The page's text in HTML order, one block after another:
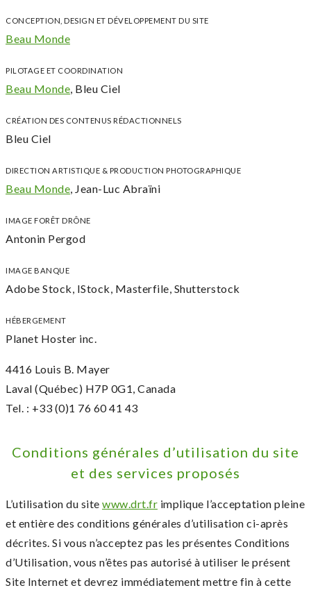
CONCEPTION, DESIGN ET DÉVELOPPEMENT DU SITE
Beau Monde
PILOTAGE ET COORDINATION
Beau Monde, Bleu Ciel
CRÉATION DES CONTENUS RÉDACTIONNELS
Bleu Ciel
DIRECTION ARTISTIQUE & PRODUCTION PHOTOGRAPHIQUE
Beau Monde, Jean-Luc Abraïni
IMAGE FORÊT DRÔNE
Antonin Pergod
IMAGE BANQUE
Adobe Stock, IStock, Masterfile, Shutterstock
HÉBERGEMENT
Planet Hoster inc.
4416 Louis B. Mayer
Laval (Québec) H7P 0G1, Canada
Tel. : +33 (0)1 76 60 41 43
Conditions générales d’utilisation du site
et des services proposés
L’utilisation du site www.drt.fr implique l’acceptation pleine
et entière des conditions générales d’utilisation ci-après
décrites. Si vous n’acceptez pas les présentes Conditions
d’Utilisation, vous n’êtes pas autorisé à utiliser le présent
Site Internet et devrez immédiatement mettre fin à cette